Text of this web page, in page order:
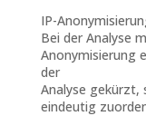
IP-
Bei der Analyse
Anonymisierung
der
Analyse gekürzt,
eindeutig